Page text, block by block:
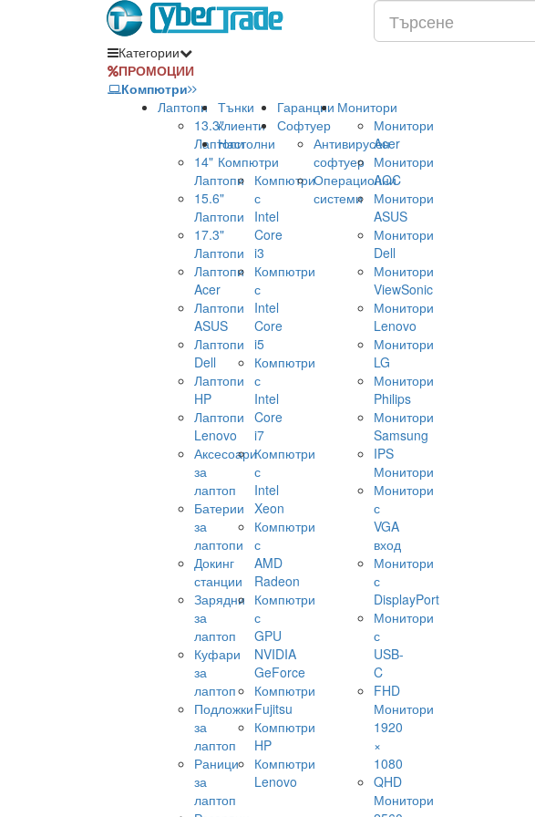
Категории
ПРОМОЦИИ
Компютри
Лаптопи
13.3"
Лаптопи
14"
Лаптопи
15.6"
Лаптопи
17.3"
Лаптопи
Лаптопи
Acer
Лаптопи
ASUS
Лаптопи
Dell
Лаптопи
HP
Лаптопи
Lenovo
Аксесоари
за
лаптоп
Батерии
за
лаптопи
Докинг
станции
Зарядни
за
лаптоп
Куфари
за
лаптоп
Подложки
за
лаптоп
Раници
за
лаптоп
Тънки
клиенти
Настолни
Компютри
Компютри
с
Intel
Core
i3
Компютри
с
Intel
Core
i5
Компютри
с
Intel
Core
i7
Компютри
с
Intel
Xeon
Компютри
с
AMD
Radeon
Компютри
с
GPU
NVIDIA
GeForce
Компютри
Fujitsu
Компютри
HP
Компютри
Lenovo
Гаранции
Софтуер
Антивирусен
софтуер
Операционни
системи
Монитори
Монитори
Acer
Монитори
AOC
Монитори
ASUS
Монитори
Dell
Монитори
ViewSonic
Монитори
Lenovo
Монитори
LG
Монитори
Philips
Монитори
Samsung
IPS
Монитори
Монитори
с
VGA
вход
Монитори
с
DisplayPort
Монитори
с
USB-
C
FHD
Монитори
1920
×
1080
QHD
Монитори